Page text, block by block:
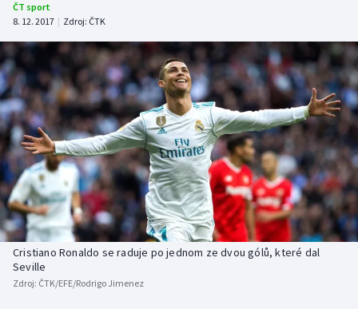
Atletika
Cyklistika
DALŠÍ SPORTY
Americký fotbal
Baseball a softbal
Basketbal
Biatlon
Boby a skeleton
NEPŘEHLÉDNĚTE
Soutěže
Historické návraty
Aplikace ČT sport
AZ kvíz
ČT sport
8. 12. 2017 | Zdroj: ČTK
Cristiano Ronaldo se raduje po jednom ze dvou gólů, které dal
Seville
Zdroj: ČTK/EFE/Rodrigo Jimenez